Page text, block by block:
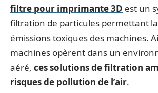
filtre pour imprimante 3D est un
filtration de particules permettant
émissions toxiques des machines.
machines opèrent dans un
aéré, ces solutions de filtration
risques de pollution de l’air.